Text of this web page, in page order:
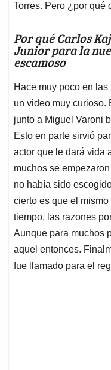
Torres. Pero ¿por qué
Por qué Carlos
Junior para la
escamoso
Hace muy poco en
un video muy curioso.
junto a Miguel Varoni
Esto en parte sirvió
actor que le dará vida
muchos se
no había sido
cierto es que el
tiempo, las razones
Aunque para muchos
aquel entonces.
fue llamado para el